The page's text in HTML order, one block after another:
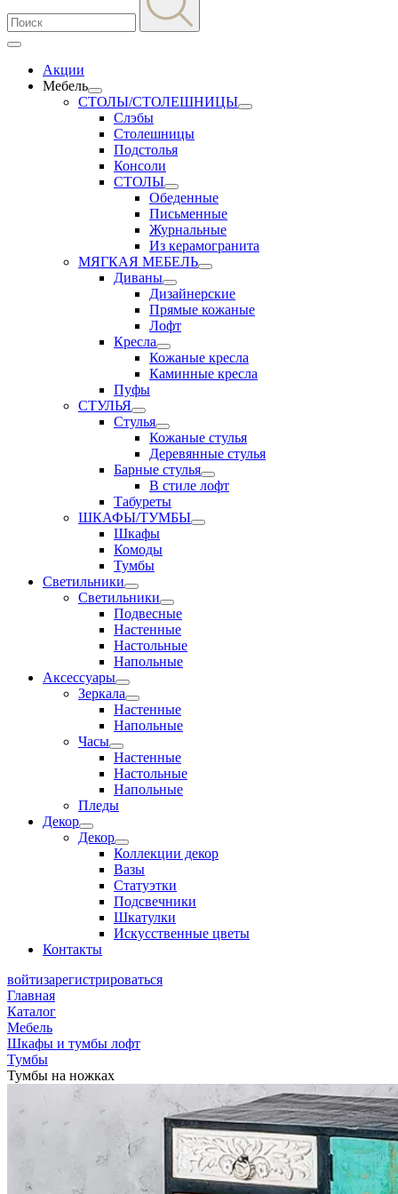
Акции
Мебель
СТОЛЫ/СТОЛЕШНИЦЫ
Слэбы
Столешницы
Подстолья
Консоли
СТОЛЫ
Обеденные
Письменные
Журнальные
Из керамогранита
МЯГКАЯ МЕБЕЛЬ
Диваны
Дизайнерские
Прямые кожаные
Лофт
Кресла
Кожаные кресла
Каминные кресла
Пуфы
СТУЛЬЯ
Стулья
Кожаные стулья
Деревянные стулья
Барные стулья
В стиле лофт
Табуреты
ШКАФЫ/ТУМБЫ
Шкафы
Комоды
Тумбы
Светильники
Светильники
Подвесные
Настенные
Настольные
Напольные
Аксессуары
Зеркала
Настенные
Напольные
Часы
Настенные
Настольные
Напольные
Пледы
Декор
Декор
Коллекции декор
Вазы
Статуэтки
Подсвечники
Шкатулки
Искусственные цветы
Контакты
войтизарегистрироваться
Главная
Каталог
Мебель
Шкафы и тумбы лофт
Тумбы
Тумбы на ножках